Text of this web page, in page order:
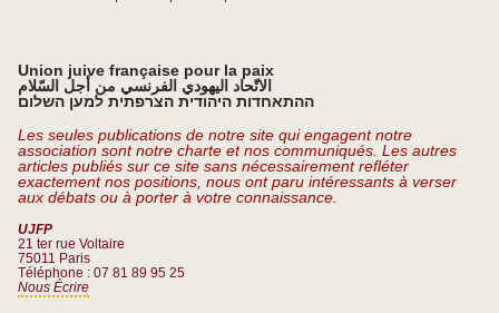
Union juive française pour la paix
الاتّحاد اليهودي الفرنسي من أجل السّلام
ההתאחדות היהודית הצרפתית למען השלום
Les seules publications de notre site qui engagent notre
association sont notre charte et nos communiqués. Les autres
articles publiés sur ce site sans nécessairement refléter
exactement nos positions, nous ont paru intéressants à verser
aux débats ou à porter à votre connaissance.
UJFP
21 ter rue Voltaire
75011 Paris
Téléphone : 07 81 89 95 25
Nous Écrire